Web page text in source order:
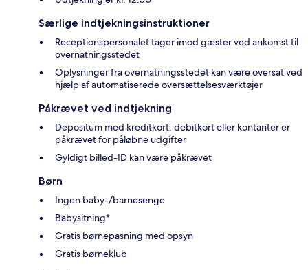
Særlige indtjekningsinstruktioner
Receptionspersonalet tager imod gæster ved ankomst til
overnatningsstedet
Oplysninger fra overnatningsstedet kan være oversat ved
hjælp af automatiserede oversættelsesværktøjer
Påkrævet ved indtjekning
Depositum med kreditkort, debitkort eller kontanter er
påkrævet for påløbne udgifter
Gyldigt billed-ID kan være påkrævet
Børn
Ingen baby-/barnesenge
Babysitning*
Gratis børnepasning med opsyn
Gratis børneklub